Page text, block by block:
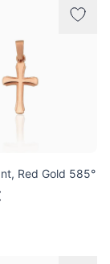
Red Gold 585°